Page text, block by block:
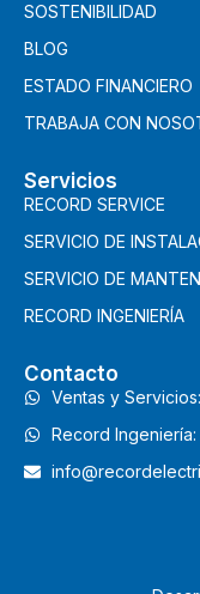
SOSTENIBILIDAD
BLOG
ESTADO FINANCIERO
TRABAJA CON
Servicios
RECORD SERVICE
SERVICIO DE
SERVICIO DE
RECORD INGENIERÍA
Contacto
Ventas y
Record Ingeniería: